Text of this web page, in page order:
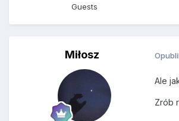
Guests
Miłosz
Ale
Zrób